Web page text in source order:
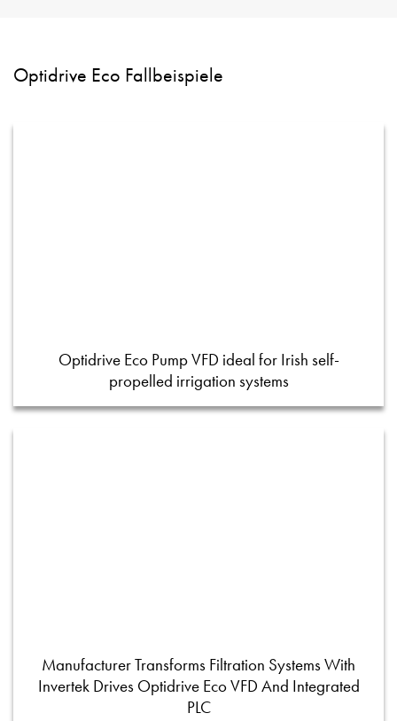
Optidrive Eco Fallbeispiele
Optidrive Eco Pump VFD ideal for Irish self-
propelled irrigation systems
Manufacturer Transforms Filtration Systems With
Invertek Drives Optidrive Eco VFD And Integrated
PLC